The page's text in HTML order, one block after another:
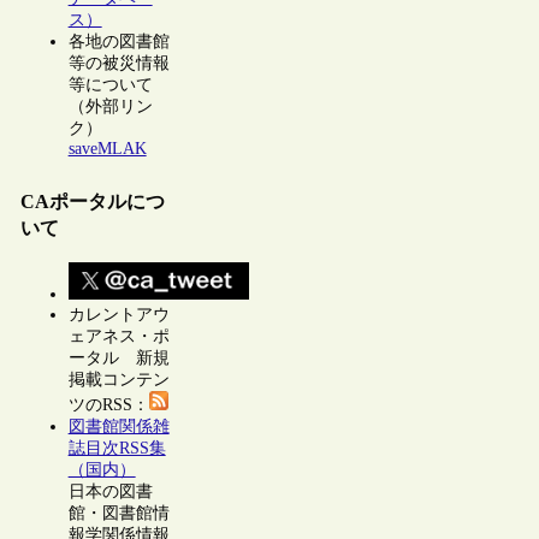
ス）
各地の図書館
等の被災情報
等について
（外部リン
ク）
saveMLAK
CAポータルにつ
いて
カレントアウ
ェアネス・ポ
ータル 新規
掲載コンテン
ツのRSS：
図書館関係雑
誌目次RSS集
（国内）
日本の図書
館・図書館情
報学関係情報